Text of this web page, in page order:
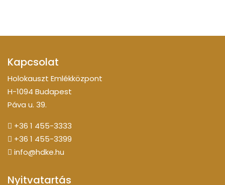
Kapcsolat
Holokauszt Emlékközpont
H-1094 Budapest
Páva u. 39.
+36 1 455-3333
+36 1 455-3399
info@hdke.hu
Nyitvatartás